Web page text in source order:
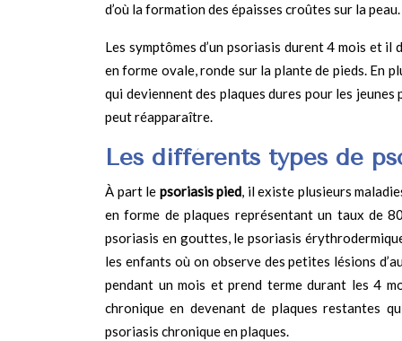
d’où la formation des épaisses croûtes sur la peau.
Les symptômes d’un psoriasis durent 4 mois et
en forme ovale, ronde sur la plante de pieds. En
qui deviennent des plaques dures pour les
peut réapparaître.
Les différents types de
À part le psoriasis pied, il existe plusieurs
en forme de plaques représentant un taux de
psoriasis en gouttes, le psoriasis
les enfants où on observe des petites lésions
pendant un mois et prend terme durant les 4
chronique en devenant de plaques restantes
psoriasis chronique en plaques.